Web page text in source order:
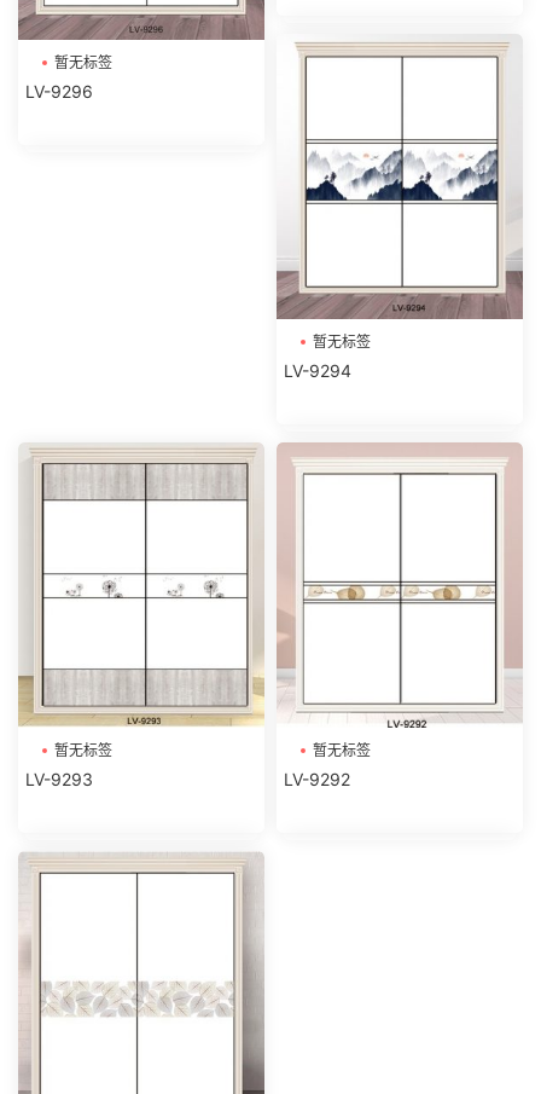
暂无标签
LV-9296
暂无标签
LV-9294
暂无标签
LV-9293
暂无标签
LV-9292